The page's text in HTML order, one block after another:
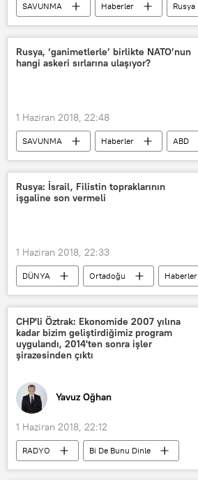
SAVUNMA Haberler
Rusya
ABD
Husky sınıfı taarruz denizaltıları
Rusya, ‘ganimetlerle’ birlikte NATO’nun
hangi askeri sırlarına ulaşıyor?
1 Haziran 2018, 22:48
SAVUNMA Haberler
ABD
Rusya
Suriye
Aleksey Leonkov
Tomahawk
Rusya: İsrail, Filistin topraklarının
işgaline son vermeli
1 Haziran 2018, 22:33
DÜNYA Ortadoğu
Haberler
Filistin
İsrail
Rusya
Vasiliy Nebenzya
Birleşmiş Milletler (BM)
CHP'li Öztrak: Ekonomide 2007 yılına
kadar bizim geliştirdiğimiz program
uygulandı, 2014'ten sonra işler
şirazesinden çıktı
Yavuz Oğhan
1 Haziran 2018, 22:12
RADYO
Bi De Bunu Dinle
Programlar
TÜRKİYE